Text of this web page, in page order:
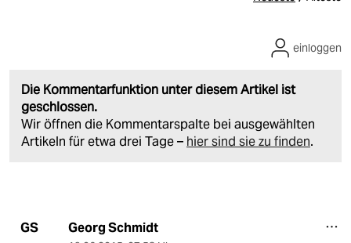
Die Kommentarfunktion unter diesem Artikel ist
geschlossen.
Wir öffnen die Kommentarspalte bei ausgewählten
Artikeln für etwa drei Tage – hier sind sie zu finden.
einloggen
GS Georg Schmidt